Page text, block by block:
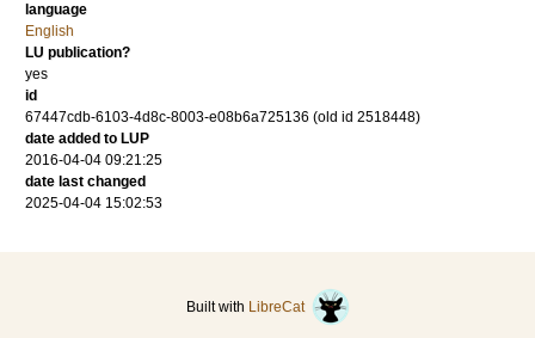
language
English
LU publication?
yes
id
67447cdb-6103-4d8c-8003-e08b6a725136 (old id 2518448)
date added to LUP
2016-04-04 09:21:25
date last changed
2025-04-04 15:02:53
Built with LibreCat